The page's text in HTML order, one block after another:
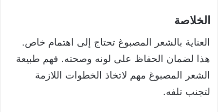
الخلاصة
العناية بالشعر المصبوغ تحتاج إلى اهتمام خاص.
هذا لضمان الحفاظ على لونه وصحته. فهم طبيعة
الشعر المصبوغ مهم لاتخاذ الخطوات اللازمة
لتجنب تلفه.